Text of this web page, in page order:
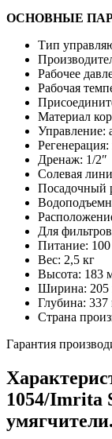
ОСНОВНЫЕ
Тип
Рабочее
Рабочая
Материал
Управление:
Дренаж: 1/2″
Солевая
Посадочный
Для
Питание:
Вес: 2,5 кг
Высота: 183
Ширина:
Глубина:
Страна
Гарантия
1054/Imrita
умягчители.